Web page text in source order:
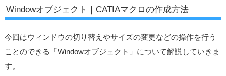
Windowオブジェクト｜CATIAマクロの作成方法
今回はウィンドウの切り替えやサイズの変更などの操作を行う
ことのできる「Windowオブジェクト」について解説していきま
す。